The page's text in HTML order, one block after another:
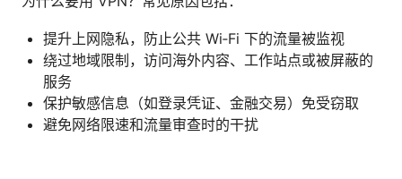
提升上网隐私，防止公共 Wi‑Fi 下的流量被监视
绕过地域限制，访问海外内容、工作站点或被屏蔽的
服务
保护敏感信息（如登录凭证、金融交易）免受窃取
避免网络限速和流量审查时的干扰